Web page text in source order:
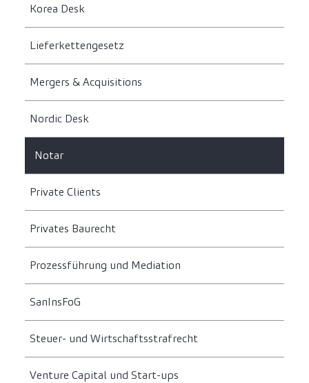
Korea Desk
Lieferkettengesetz
Mergers & Acquisitions
Nordic Desk
Notar
Private Clients
Privates Baurecht
Prozessführung und Mediation
SanInsFoG
Steuer- und Wirtschaftsstrafrecht
Venture Capital und Start-ups